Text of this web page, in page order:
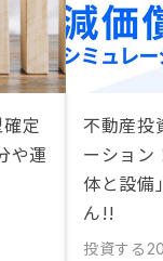
定
や運
不動産投
ーション
体と設備
ん!!
投資する